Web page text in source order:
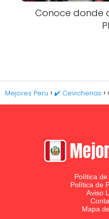
Conoce donde
Mejores Peru ✔️ Cevicherias
Política
Política de
Aviso
Mapa